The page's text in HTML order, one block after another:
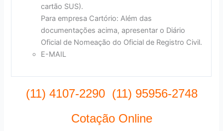
cartão SUS).
Para empresa Cartório: Além das
documentações acima, apresentar o Diário
Oficial de Nomeação do Oficial de Registro Civil.
E-MAIL
(11) 4107-2290 (11) 95956-2748
Cotação Online